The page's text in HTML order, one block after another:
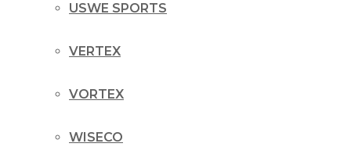
USWE SPORTS
VERTEX
VORTEX
WISECO